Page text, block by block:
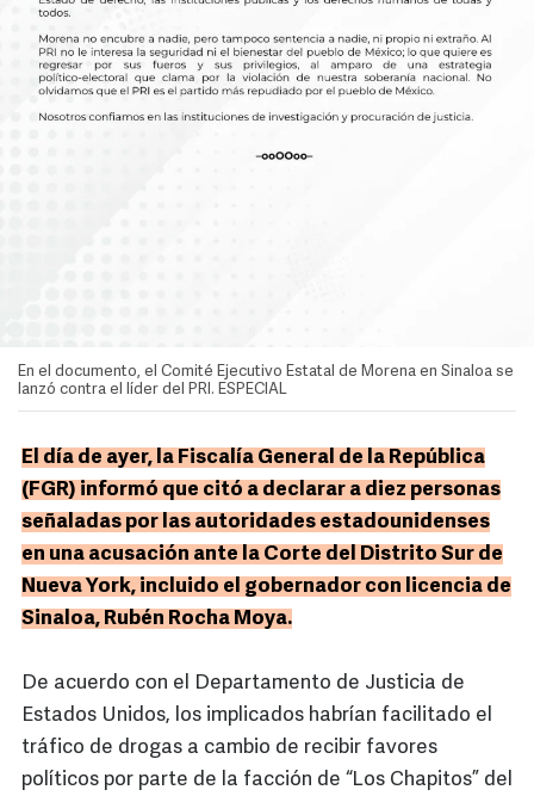
En el documento, el Comité Ejecutivo Estatal de Morena en Sinaloa se
lanzó contra el líder del PRI. ESPECIAL
El día de ayer, la Fiscalía General de la República
(FGR) informó que citó a declarar a diez personas
señaladas por las autoridades estadounidenses
en una acusación ante la Corte del Distrito Sur de
Nueva York, incluido el gobernador con licencia de
Sinaloa, Rubén Rocha Moya.
De acuerdo con el Departamento de Justicia de
Estados Unidos, los implicados habrían facilitado el
tráfico de drogas a cambio de recibir favores
políticos por parte de la facción de “Los Chapitos” del